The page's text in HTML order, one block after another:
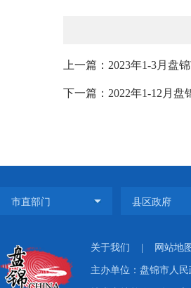
上一篇：2023年1-3月盘
下一篇：2022年1-12月
关于我们 网站地图
主办单位：盘锦市人